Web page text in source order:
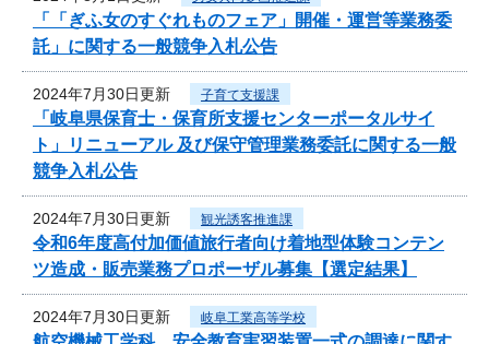
「「ぎふ女のすぐれものフェア」開催・運営等業務委
託」に関する一般競争入札公告
2024年7月30日更新 子育て支援課
「岐阜県保育士・保育所支援センターポータルサイ
ト」リニューアル 及び保守管理業務委託に関する一般
競争入札公告
2024年7月30日更新 観光誘客推進課
令和6年度高付加価値旅行者向け着地型体験コンテン
ツ造成・販売業務プロポーザル募集【選定結果】
2024年7月30日更新 岐阜工業高等学校